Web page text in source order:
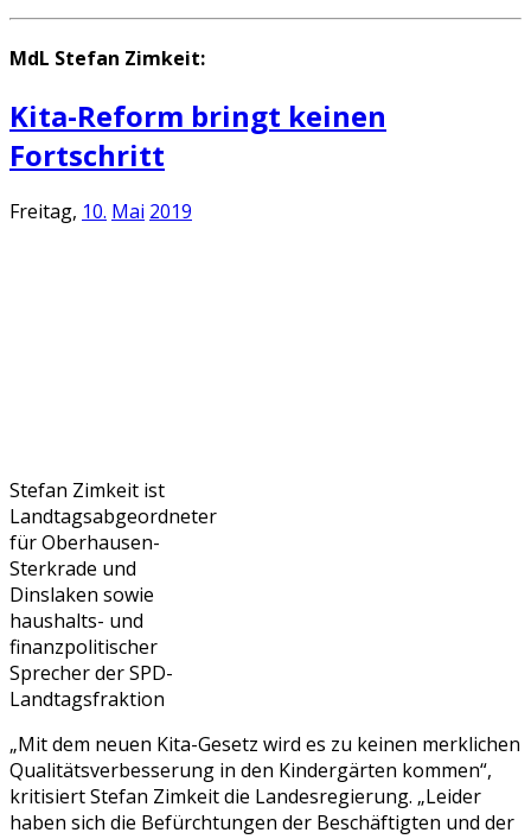
MdL Stefan Zimkeit:
Kita-Reform bringt keinen
Fortschritt
Freitag, 10. Mai 2019
Stefan Zimkeit ist
Landtagsabgeordneter
für Oberhausen-
Sterkrade und
Dinslaken sowie
haushalts- und
finanzpolitischer
Sprecher der SPD-
Landtagsfraktion
„Mit dem neuen Kita-Gesetz wird es zu keinen merklichen
Qualitätsverbesserung in den Kindergärten kommen“,
kritisiert Stefan Zimkeit die Landesregierung. „Leider
haben sich die Befürchtungen der Beschäftigten und der